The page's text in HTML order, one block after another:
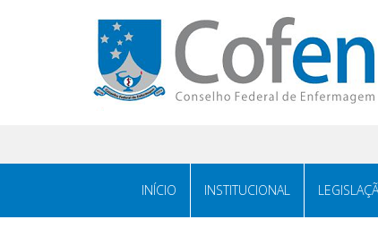
INÍCIO INSTITUCIONAL